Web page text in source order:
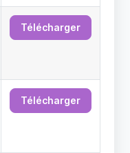
Télécharger
Télécharger